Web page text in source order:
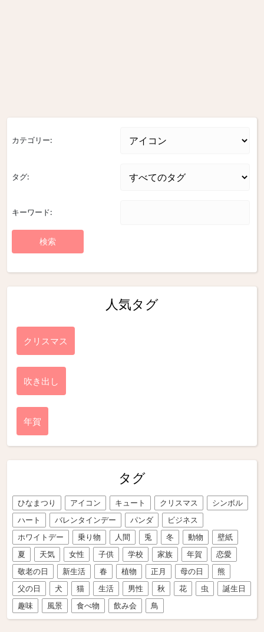
カテゴリー:
タグ:
キーワード:
人気タグ
クリスマス
吹き出し
年賀
タグ
ひなまつり アイコン キュート クリスマス
シンボル
ハート
バレンタインデー パンダ
ビジネス
ホワイトデー
乗り物 人間 兎 冬 動物
壁紙
夏
天気 女性 子供 学校 家族 年賀
恋愛
敬老の日
新生活 春 植物 正月 母の日
熊
父の日
犬 猫 生活 男性 秋 花 虫
誕生日
趣味
風景 食べ物 飲み会 鳥